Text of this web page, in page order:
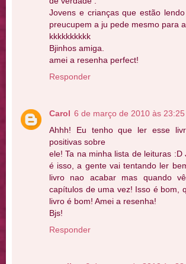
Jovens e crianças que estão
preucupem a ju pede mesmo para
kkkkkkkkkk
Bjinhos amiga.
amei a resenha perfect!
Responder
Carol 6 de março de 2010 às 23:25
Ahhh! Eu tenho que ler esse
positivas sobre
ele! Ta na minha lista de leituras :D
é isso, a gente vai tentando ler
livro nao acabar mas quando
capítulos de uma vez! Isso é bom,
livro é bom! Amei a resenha!
Bjs!
Responder